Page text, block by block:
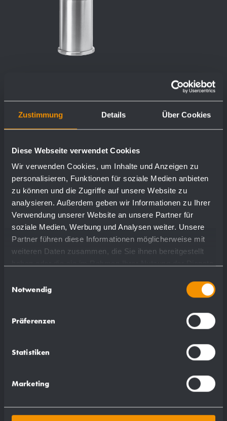
Zustimmung Details Über Cookies
Diese Webseite verwendet Cookies
Wir verwenden Cookies, um Inhalte und Anzeigen zu
personalisieren, Funktionen für soziale Medien anbieten
zu können und die Zugriffe auf unsere Website zu
analysieren. Außerdem geben wir Informationen zu Ihrer
Verwendung unserer Website an unsere Partner für
soziale Medien, Werbung und Analysen weiter. Unsere
Partner führen diese Informationen möglicherweise mit
weiteren Daten zusammen, die Sie ihnen bereitgestellt
Notwendig
Präferenzen
Statistiken
Marketing
Waschtischarmatur WA100
Normaldruck
Mehr